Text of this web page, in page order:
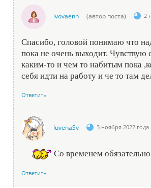
lvovaenn (автор поста) 2
Спасибо, головой понимаю что
пока не очень выходит. Чувствую
каким-то и чем то набитым пока
себя идти на работу и че то там
Ответить
luvenaSv 3 ноября 2022 года
Со временем обязательно
Ответить